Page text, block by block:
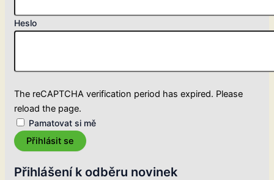
Heslo
The reCAPTCHA verification period has expired. Please
reload the page.
Pamatovat si mě
Přihlásit se
Přihlášení k odběru novinek